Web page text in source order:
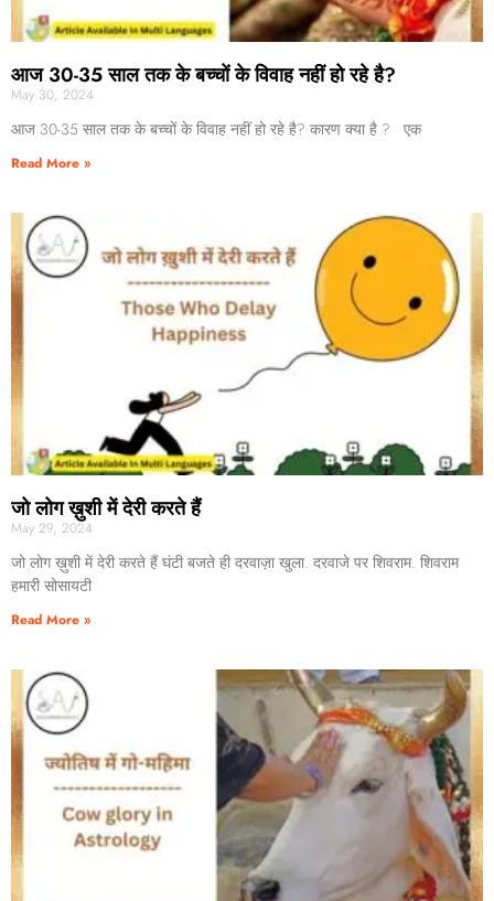
आज 30-35 साल तक के बच्चों के विवाह नहीं हो रहे है?
May 30, 2024
आज 30-35 साल तक के बच्चों के विवाह नहीं हो रहे है? कारण क्या है ? एक
Read More »
जो लोग ख़ुशी में देरी करते हैं
May 29, 2024
जो लोग ख़ुशी में देरी करते हैं घंटी बजते ही दरवाज़ा खुला. दरवाजे पर शिवराम. शिवराम
हमारी सोसायटी
Read More »